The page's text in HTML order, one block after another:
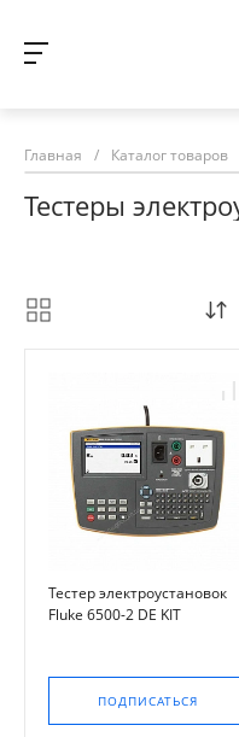
Главная / Каталог товаров
Тестеры
Тестер электроустановок
Fluke 6500-2 DE KIT
ПОДПИСАТЬСЯ